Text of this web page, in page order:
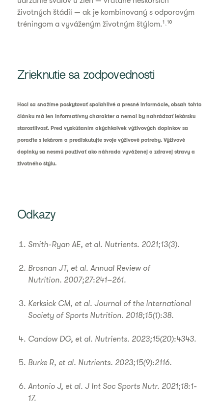
životných štádií — ak je kombinovaný s odporovým
tréningom a vyváženým životným štýlom.¹˒¹⁰
Zrieknutie sa zodpovednosti
Hoci sa snažíme poskytovať spoľahlivé a presné informácie, obsah tohto
článku má len informatívny charakter a nemal by nahrádzať lekársku
starostlivosť. Pred vyskúšaním akýchkoľvek výživových doplnkov sa
poraďte s lekárom a prediskutujte svoje výživové potreby. Výživové
doplnky sa nesmú používať ako náhrada vyváženej a zdravej stravy a
životného štýlu.
Odkazy
Smith-Ryan AE, et al. Nutrients. 2021;13(3).
Brosnan JT, et al. Annual Review of
Nutrition. 2007;27:241–261.
Kerksick CM, et al. Journal of the International
Society of Sports Nutrition. 2018;15(1):38.
Candow DG, et al. Nutrients. 2023;15(20):4343.
Burke R, et al. Nutrients. 2023;15(9):2116.
Antonio J, et al. J Int Soc Sports Nutr. 2021;18:1-
17.